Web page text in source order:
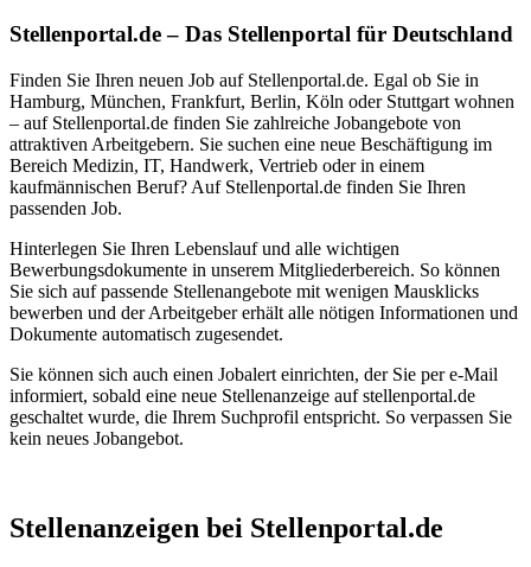
Stellenportal.de – Das Stellenportal für Deutschland
Finden Sie Ihren neuen Job auf Stellenportal.de. Egal ob Sie in
Hamburg, München, Frankfurt, Berlin, Köln oder Stuttgart wohnen
– auf Stellenportal.de finden Sie zahlreiche Jobangebote von
attraktiven Arbeitgebern. Sie suchen eine neue Beschäftigung im
Bereich Medizin, IT, Handwerk, Vertrieb oder in einem
kaufmännischen Beruf? Auf Stellenportal.de finden Sie Ihren
passenden Job.
Hinterlegen Sie Ihren Lebenslauf und alle wichtigen
Bewerbungsdokumente in unserem Mitgliederbereich. So können
Sie sich auf passende Stellenangebote mit wenigen Mausklicks
bewerben und der Arbeitgeber erhält alle nötigen Informationen und
Dokumente automatisch zugesendet.
Sie können sich auch einen Jobalert einrichten, der Sie per e-Mail
informiert, sobald eine neue Stellenanzeige auf stellenportal.de
geschaltet wurde, die Ihrem Suchprofil entspricht. So verpassen Sie
kein neues Jobangebot.
Stellenanzeigen bei Stellenportal.de